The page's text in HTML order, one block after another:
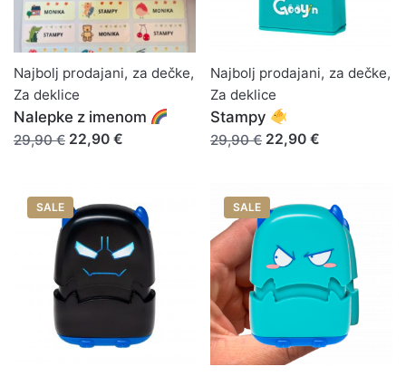
Najbolj prodajani, za dečke,
Za deklice
Nalepke z imenom
29,90 € 22,90 €
Najbolj prodajani, za dečke,
Za deklice
Stampy
29,90 € 22,90 €
SALE SALE